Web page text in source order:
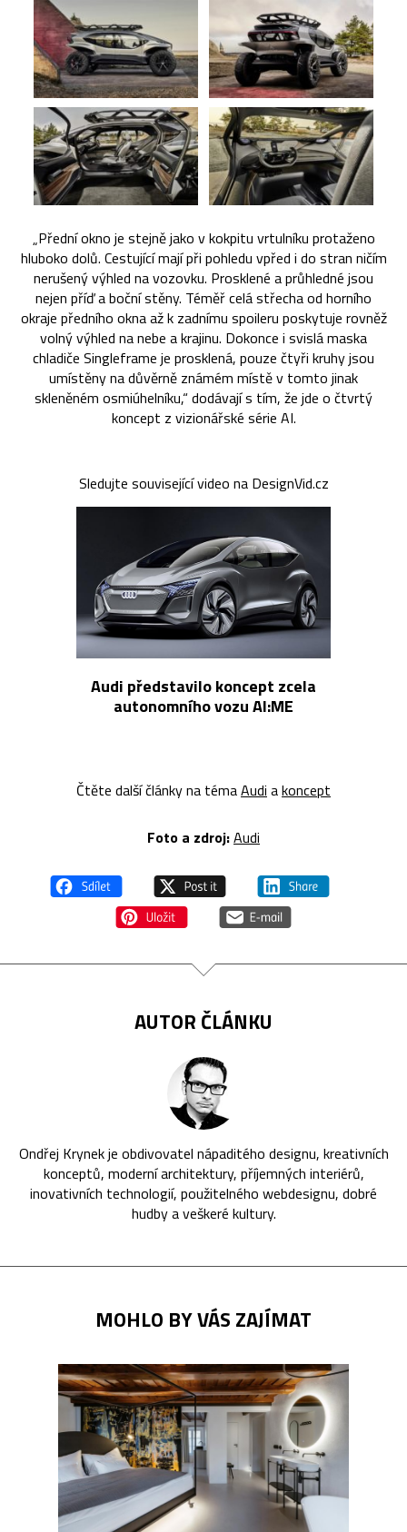
„Přední okno je stejně jako v kokpitu vrtulníku protaženo
hluboko dolů. Cestující mají při pohledu vpřed i do stran ničím
nerušený výhled na vozovku. Prosklené a průhledné jsou
nejen příď a boční stěny. Téměř celá střecha od horního
okraje předního okna až k zadnímu spoileru poskytuje rovněž
volný výhled na nebe a krajinu. Dokonce i svislá maska
chladiče Singleframe je prosklená, pouze čtyři kruhy jsou
umístěny na důvěrně známém místě v tomto jinak
skleněném osmiúhelníku,“ dodávají s tím, že jde o čtvrtý
koncept z vizionářské série AI.
Sledujte související video na DesignVid.cz
Audi představilo koncept zcela
autonomního vozu AI:ME
Čtěte další články na témaAudi akoncept
Foto a zdroj:Audi
AUTOR ČLÁNKU
Ondřej Krynek je obdivovatel nápaditého designu, kreativních
konceptů, moderní architektury, příjemných interiérů,
inovativních technologií, použitelného webdesignu, dobré
hudby a veškeré kultury.
MOHLO BY VÁS ZAJÍMAT